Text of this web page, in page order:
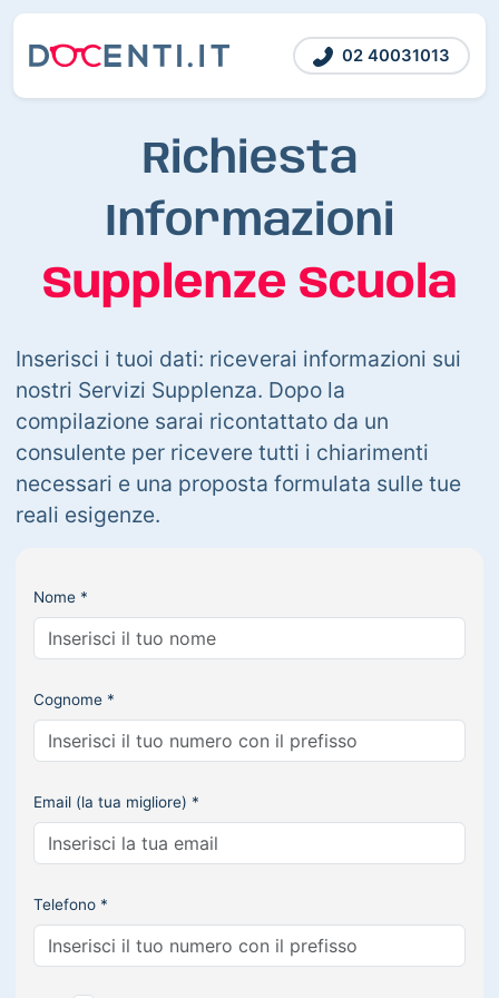
02 40031013
Richiesta
Informazioni
Supplenze Scuola
Inserisci i tuoi dati: riceverai informazioni sui
nostri Servizi Supplenza. Dopo la
compilazione sarai ricontattato da un
consulente per ricevere tutti i chiarimenti
necessari e una proposta formulata sulle tue
reali esigenze.
Nome *
Cognome *
Email (la tua migliore) *
Telefono *